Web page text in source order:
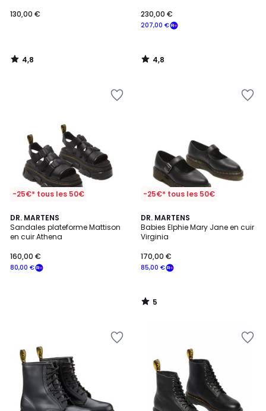
130,00 €
4,8
/
207,00 €
230,00 €
4,8
/
-25€* tous les 50€
DR. MARTENS
Sandales plateforme Mattison
en cuir Athena
80,00 €
160,00 €
-25€* tous les 50€
DR. MARTENS
Babies Elphie Mary Jane en cuir
Virginia
85,00 €
170,00 €
5
/
5
5
/